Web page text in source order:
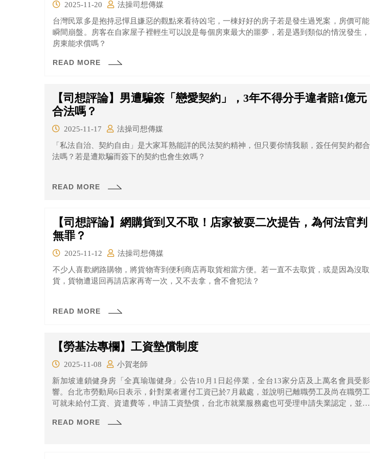
2025-11-20
法操司想傳媒
台灣民眾多是抱持忌憚且嫌惡的觀點來看待凶宅，一棟好好的房子若是發生過兇案，房價可能
瞬間崩盤。房客在自家屋子裡輕生可以說是每個房東最大的噩夢，若是遇到類似的情況發生，
房東能求償嗎？
READ MORE
【司想評論】男遭騙簽「戀愛契約」，3年不得分手違者賠1億元
合法嗎？
2025-11-17
法操司想傳媒
「私法自治、契約自由」是大家耳熟能詳的民法契約精神，但只要你情我願，簽任何契約都合
法嗎？若是遭欺騙而簽下的契約也會生效嗎？
READ MORE
【司想評論】網購貨到又不取！店家被耍二次提告，為何法官判
無罪？
2025-11-12
法操司想傳媒
不少人喜歡網路購物，將貨物寄到便利商店再取貨相當方便。若一直不去取貨，或是因為沒取
貨，貨物遭退回再請店家再寄一次，又不去拿，會不會犯法？
READ MORE
【勞基法專欄】工資墊償制度
2025-11-08
小賀老師
新加坡連鎖健身房「全真瑜珈健身」公告10月1日起停業，全台13家分店及上萬名會員受影
響。台北市勞動局6日表示，針對業者遲付工資已於7月裁處，並說明已離職勞工及尚在職勞工
可就未給付工資、資遣費等，申請工資墊償，台北市就業服務處也可受理申請失業認定，並轉
READ MORE